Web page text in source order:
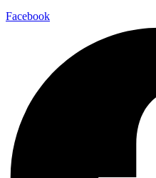
Facebook